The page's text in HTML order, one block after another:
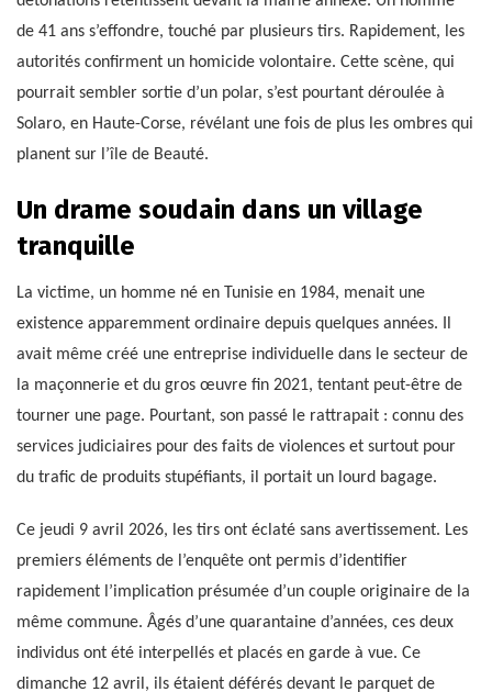
de 41 ans s’effondre, touché par plusieurs tirs. Rapidement, les
autorités confirment un homicide volontaire. Cette scène, qui
pourrait sembler sortie d’un polar, s’est pourtant déroulée à
Solaro, en Haute-Corse, révélant une fois de plus les ombres qui
planent sur l’île de Beauté.
Un drame soudain dans un village
tranquille
La victime, un homme né en Tunisie en 1984, menait une
existence apparemment ordinaire depuis quelques années. Il
avait même créé une entreprise individuelle dans le secteur de
la maçonnerie et du gros œuvre fin 2021, tentant peut-être de
tourner une page. Pourtant, son passé le rattrapait : connu des
services judiciaires pour des faits de violences et surtout pour
du trafic de produits stupéfiants, il portait un lourd bagage.
Ce jeudi 9 avril 2026, les tirs ont éclaté sans avertissement. Les
premiers éléments de l’enquête ont permis d’identifier
rapidement l’implication présumée d’un couple originaire de la
même commune. Âgés d’une quarantaine d’années, ces deux
individus ont été interpellés et placés en garde à vue. Ce
dimanche 12 avril, ils étaient déférés devant le parquet de